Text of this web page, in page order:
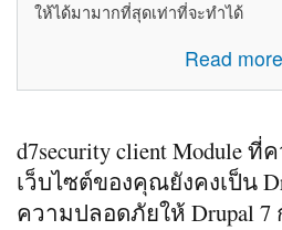
ให้ได้มามากที่สุดเท่าที่จะทำได้
Read more
about แจ้งปัญหาการใช้งานภาย
d7security client Module
เว็บไซต์ของคุณยังคงเป็น
ความปลอดภัยให้ Drupal 7